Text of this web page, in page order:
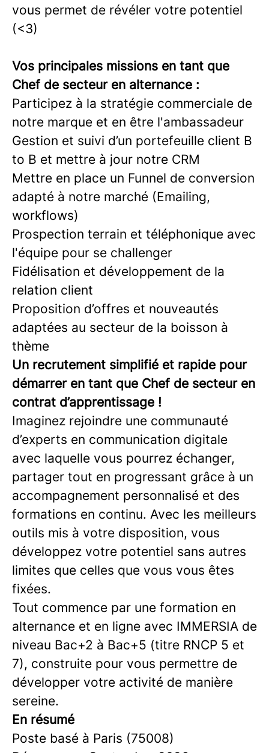
vous permet de révéler votre potentiel
(<3)
Vos principales missions en tant que
Chef de secteur en alternance :
Participez à la stratégie commerciale de
notre marque et en être l'ambassadeur
Gestion et suivi d’un portefeuille client B
to B et mettre à jour notre CRM
Mettre en place un Funnel de conversion
adapté à notre marché (Emailing,
workflows)
Prospection terrain et téléphonique avec
l'équipe pour se challenger
Fidélisation et développement de la
relation client
Proposition d’offres et nouveautés
adaptées au secteur de la boisson à
thème
Un recrutement simplifié et rapide pour
démarrer en tant que Chef de secteur en
contrat d’apprentissage !
Imaginez rejoindre une communauté
d’experts en communication digitale
avec laquelle vous pourrez échanger,
partager tout en progressant grâce à un
accompagnement personnalisé et des
formations en continu. Avec les meilleurs
outils mis à votre disposition, vous
développez votre potentiel sans autres
limites que celles que vous vous êtes
fixées.
Tout commence par une formation en
alternance et en ligne avec IMMERSIA de
niveau Bac+2 à Bac+5 (titre RNCP 5 et
7), construite pour vous permettre de
développer votre activité de manière
sereine.
En résumé
Poste basé à Paris (75008)